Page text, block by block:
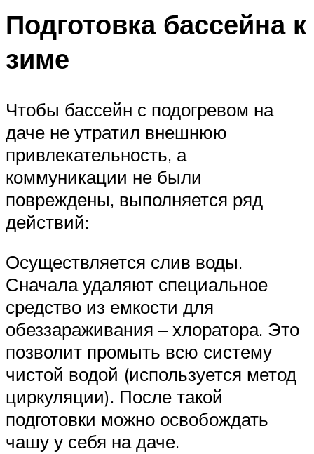
Подготовка бассейна к
зиме
Чтобы бассейн с подогревом на
даче не утратил внешнюю
привлекательность, а
коммуникации не были
повреждены, выполняется ряд
действий:
Осуществляется слив воды.
Сначала удаляют специальное
средство из емкости для
обеззараживания – хлоратора. Это
позволит промыть всю систему
чистой водой (используется метод
циркуляции). После такой
подготовки можно освобождать
чашу у себя на даче.